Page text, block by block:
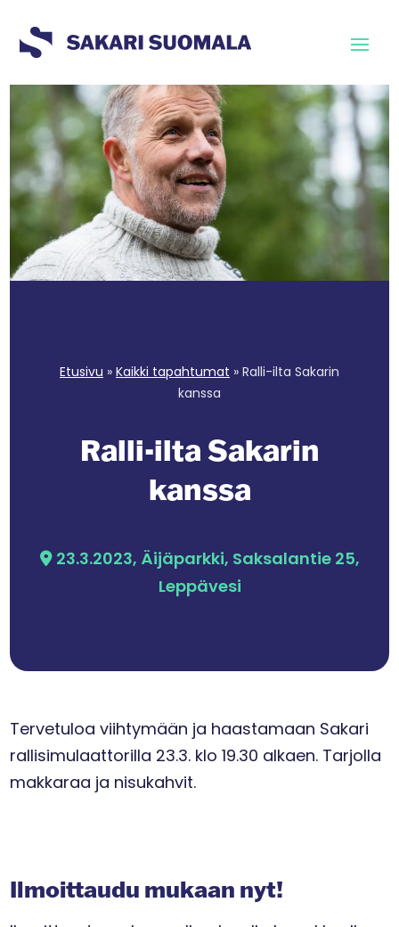
Etusivu » Kaikki tapahtumat » Ralli-ilta Sakarin
kanssa
Ralli-ilta Sakarin
kanssa
23.3.2023, Äijäparkki, Saksalantie 25,
Leppävesi
Tervetuloa viihtymään ja haastamaan Sakari
rallisimulaattorilla 23.3. klo 19.30 alkaen. Tarjolla
makkaraa ja nisukahvit.
Ilmoittaudu mukaan nyt!